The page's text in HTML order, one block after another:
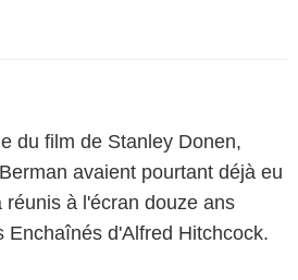
du film de Stanley Donen,
avaient pourtant déjà eu
réunis à l'écran douze ans
Enchaînés d'Alfred Hitchcock.